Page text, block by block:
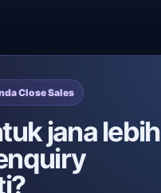
Close Sales
jana lebih